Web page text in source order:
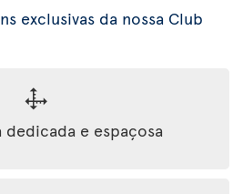
exclusivas da nossa Club
dedicada e espaçosa